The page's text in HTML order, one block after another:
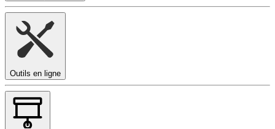
Outils en ligne